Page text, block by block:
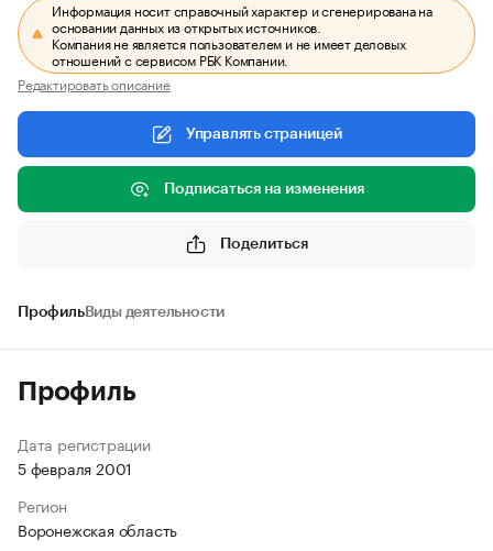
Информация носит справочный характер и сгенерирована на
основании данных из открытых источников.
Компания не является пользователем и не имеет деловых
отношений с сервисом РБК Компании.
Редактировать описание
Управлять страницей
Подписаться на изменения
Поделиться
ПрофильВиды деятельности
Профиль
Дата регистрации
5 февраля 2001
Регион
Воронежская область